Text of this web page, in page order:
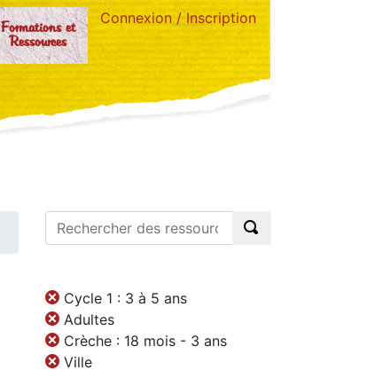
Formations et
Ressources
Connexion / Inscription
Cycle 1 : 3 à 5 ans
Adultes
Crèche : 18 mois - 3 ans
Ville